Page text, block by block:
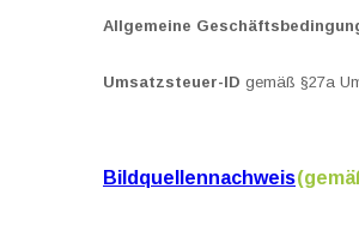
Allgemeine
Umsatzsteuer-ID gemäß §27a
Bildquellennachweis